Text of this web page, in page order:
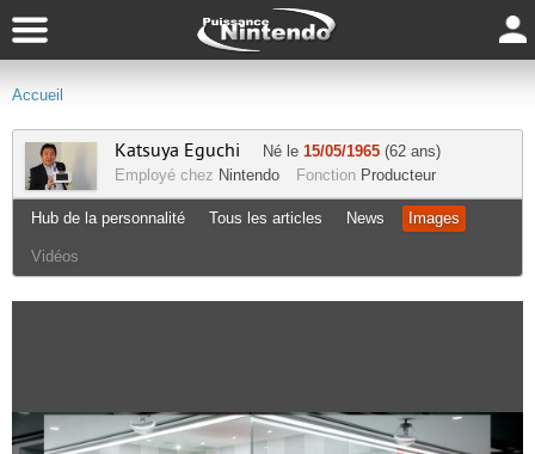
Accueil
Katsuya Eguchi Né le 15/05/1965 (62 ans)
Employé chez Nintendo Fonction Producteur
Hub de la personnalité Tous les articles News Images
Vidéos